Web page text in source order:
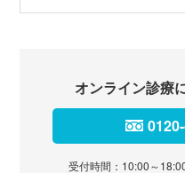
オンライン診療
受付時間：10:00～